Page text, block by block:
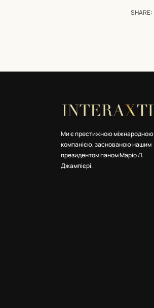
SHARE:
Ми є престижною міжнародною
компанією, заснованою нашим
президентом паном Маріо Л.
Джампієрі.